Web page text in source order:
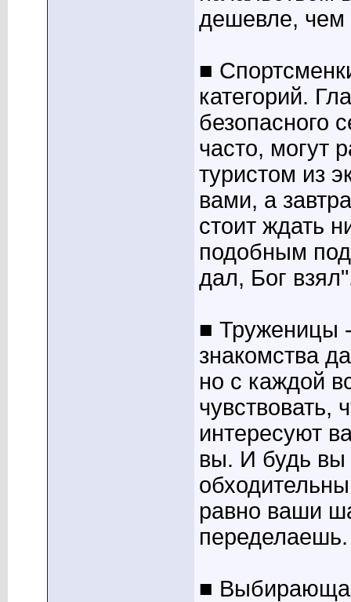
дешевле, чем
■
категорий.
безопасного
часто, могут
туристом из
вами, а
стоит ждать
подобным
дал, Бог
■ Труженицы
знакомства
но с каждой
чувствовать,
интересуют
вы. И будь
равно ваши
■